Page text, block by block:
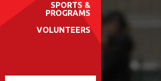
SPORTS &
PROGRAMS
VOLUNTEERS